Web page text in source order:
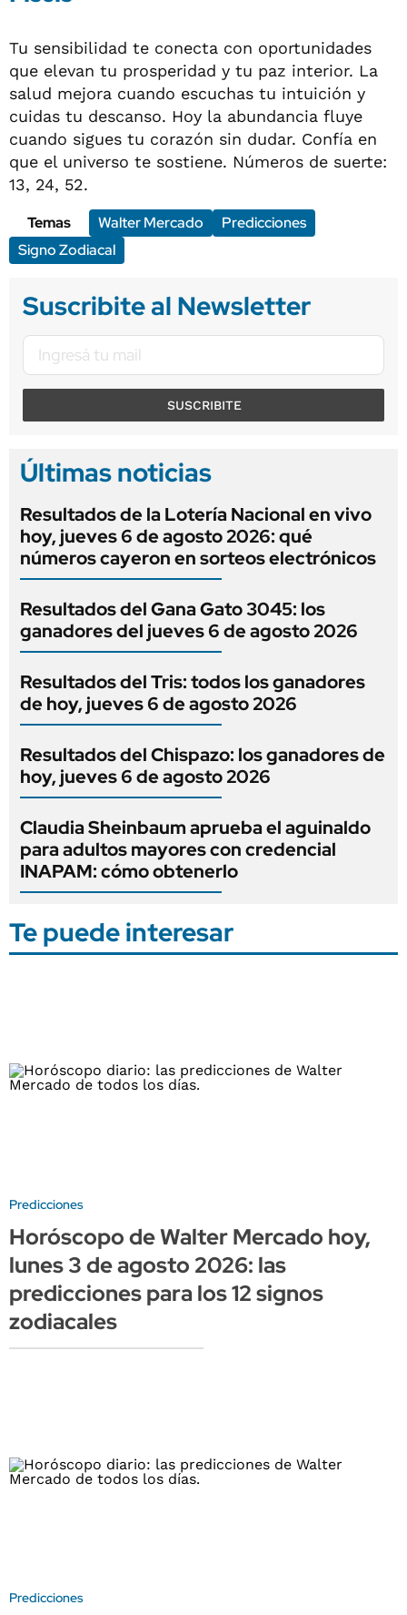
Tu sensibilidad te conecta con oportunidades
que elevan tu prosperidad y tu paz interior. La
salud mejora cuando escuchas tu intuición y
cuidas tu descanso. Hoy la abundancia fluye
cuando sigues tu corazón sin dudar. Confía en
que el universo te sostiene. Números de suerte:
13, 24, 52.
Temas
Walter Mercado
Predicciones
Signo Zodiacal
Suscribite al Newsletter
SUSCRIBITE
Últimas noticias
Resultados de la Lotería Nacional en vivo
hoy, jueves 6 de agosto 2026: qué
números cayeron en sorteos electrónicos
Resultados del Gana Gato 3045: los
ganadores del jueves 6 de agosto 2026
Resultados del Tris: todos los ganadores
de hoy, jueves 6 de agosto 2026
Resultados del Chispazo: los ganadores de
hoy, jueves 6 de agosto 2026
Claudia Sheinbaum aprueba el aguinaldo
para adultos mayores con credencial
INAPAM: cómo obtenerlo
Te puede interesar
Predicciones
Horóscopo de Walter Mercado hoy,
lunes 3 de agosto 2026: las
predicciones para los 12 signos
zodiacales
Predicciones